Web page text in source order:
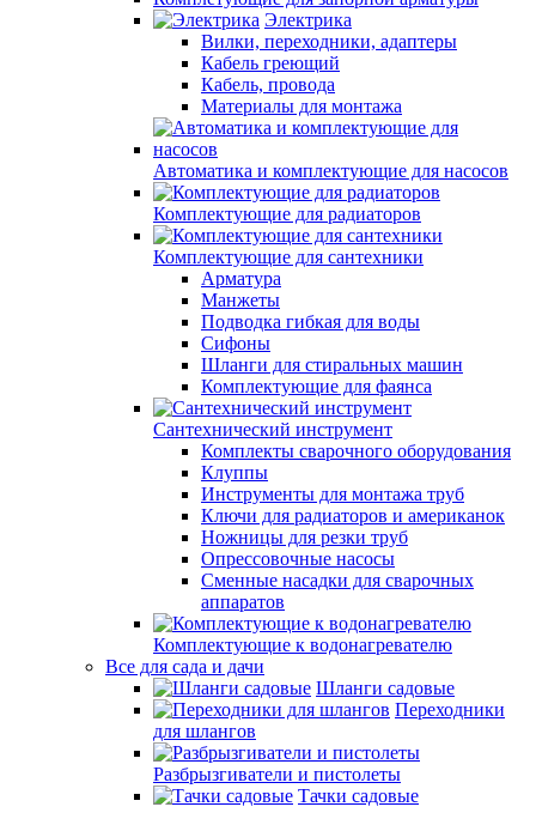
Электрика
Вилки, переходники, адаптеры
Кабель греющий
Кабель, провода
Материалы для монтажа
Автоматика и комплектующие для насосов
Комплектующие для радиаторов
Комплектующие для сантехники
Арматура
Манжеты
Подводка гибкая для воды
Сифоны
Шланги для стиральных машин
Комплектующие для фаянса
Сантехнический инструмент
Комплекты сварочного оборудования
Клуппы
Инструменты для монтажа труб
Ключи для радиаторов и американок
Ножницы для резки труб
Опрессовочные насосы
Сменные насадки для сварочных
аппаратов
Комплектующие к водонагревателю
Все для сада и дачи
Шланги садовые
Переходники
для шлангов
Разбрызгиватели и пистолеты
Тачки садовые